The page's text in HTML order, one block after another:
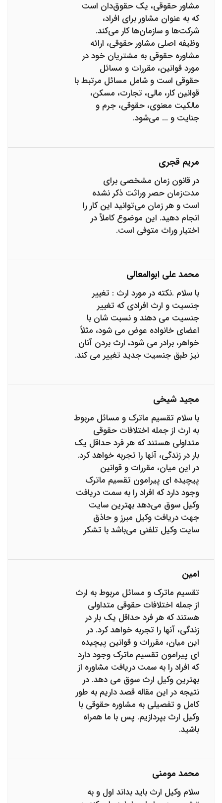
مشاور حقوقی، یک حقوق‌دان است
که به عنوان مشاور برای افراد،
شرکت‌ها و سازمان‌ها کار می‌کند.
وظیفه اصلی مشاور حقوقی، ارائه
مشاوره حقوقی به مشتریان خود در
مورد قوانین، مقررات و مسائل
حقوقی است و شامل مسائل مرتبط با
قوانین کار، مالی، تجارت، مسکن،
مالکیت معنوی، حقوقی، جرم و
جنایت و ... می‌شود.
مریم قجری
در قانون زمان مشخصی برای
مدت‌زمان حصر وراثت ذکر نشده
است و هر زمان می‌توانید این کار را
انجام دهید. این موضوع کاملاً در
اختیار وراث متوفی است.
محمد علی ابوالمعالی
با سلام .نکته در مورد ارث : تغییر
جنسیت و ارث افرادی که تغییر
جنسیت می دهند و نسبت شان با
اعضای خانواده عوض می شود، مثلاً
خواهر، برادر می شود، ارث بردن آنان
نیز طبق جنسیت جدید تغییر می کند.
مجید شیخی
با سلام تقسیم ماترک و مسائل مربوط
به ارث از جمله اختلافات حقوقی
متداولی هستند که هر فرد حداقل یک
بار در زندگی، آنها را تجربه خواهد کرد.
در این میان، مقررات و قوانین
پیچیده ای پیرامون تقسیم ماترک
وجود دارد که افراد را به سمت دریافت
وکیل سوق می‌دهد بهترین سایت
جهت دریافت وکیل مبرز و حاذق
سایت وکیل تلفنی می‌باشد با تشکر
امین
تقسیم ماترک و مسائل مربوط به ارث
از جمله اختلافات حقوقی متداولی
هستند که هر فرد حداقل یک بار در
زندگی، آنها را تجربه خواهد کرد. در
این میان، مقررات و قوانین پیچیده
ای پیرامون تقسیم ماترک وجود دارد
که افراد را به سمت دریافت مشاوره از
بهترین وکیل ارث سوق می دهد. در
نتیجه در این مقاله قصد داریم به طور
کامل و تفصیلی به مشاوره حقوقی با
وکیل ارث بپردازیم. پس با ما همراه
باشید.
محمد مومنی
سلام وکیل ارث باید بداند اول و به